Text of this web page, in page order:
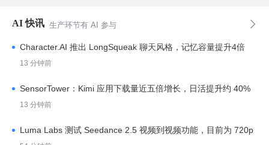
AI 快讯 生产环节有 AI 参与 
Character.AI 推出 LongSqueak 聊天风格，记忆容量提升4倍
13 分钟前
SensorTower：Kimi 应用下载量近五倍增长，日活提升约 40%
13 分钟前
Luma Labs 测试 Seedance 2.5 视频到视频功能，目前为 720p